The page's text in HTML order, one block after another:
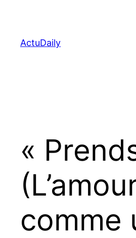
contenu
ActuDaily
«
comme